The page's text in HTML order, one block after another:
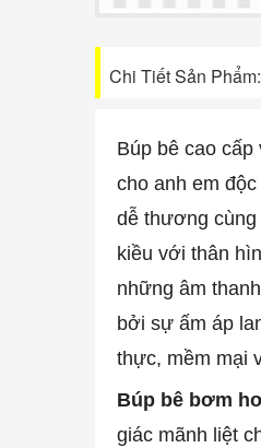
Chi Tiết Sản Phẩm:
Búp bê cao
cho anh em độc
dễ thương cùng
kiều với thân
những âm
bởi sự ấm áp
thực, mềm mại
Búp bê bơm
giác mãnh liệt